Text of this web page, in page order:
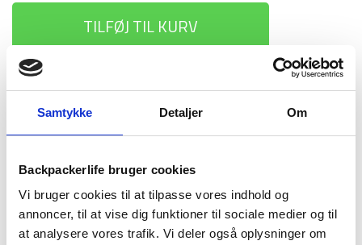
Samtykke Detaljer Om
Backpackerlife bruger cookies
Vi bruger cookies til at tilpasse vores indhold og
annoncer, til at vise dig funktioner til sociale medier og til
at analysere vores trafik. Vi deler også oplysninger om
TILFØJ TIL KURV
1-2 dages
levering
Fri fragt over
499 kr
100 dages
returret
BESKRIVELSE
YDERLIGERE INFORMATION